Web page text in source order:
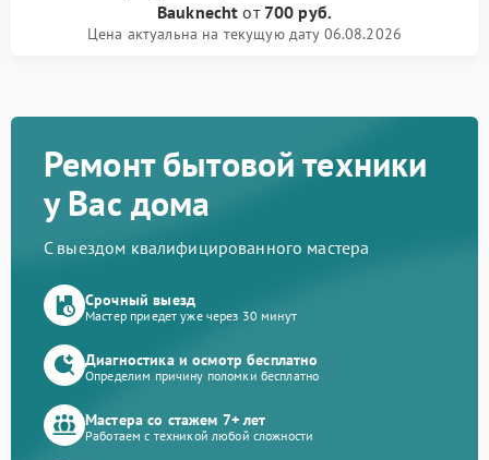
Bauknecht от 700 руб.
Цена актуальна на текущую дату 06.08.2026
Ремонт бытовой техники
у Вас дома
С выездом квалифицированного мастера
Срочный выезд
Мастер приедет уже через 30 минут
Диагностика и осмотр бесплатно
Определим причину поломки бесплатно
Мастера со стажем 7+ лет
Работаем с техникой любой сложности